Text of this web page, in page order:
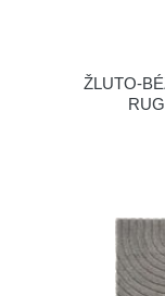
ŽLUTO-